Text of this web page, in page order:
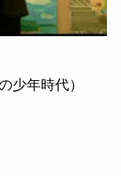
少年時代）